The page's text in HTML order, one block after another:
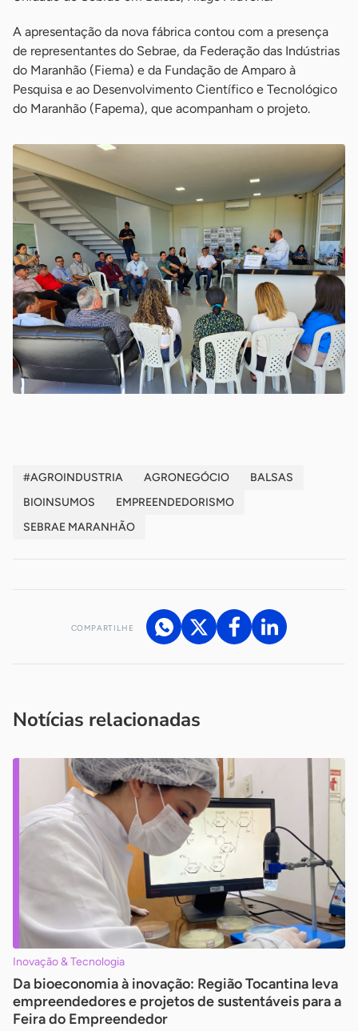
A apresentação da nova fábrica contou com a presença
de representantes do Sebrae, da Federação das Indústrias
do Maranhão (Fiema) e da Fundação de Amparo à
Pesquisa e ao Desenvolvimento Científico e Tecnológico
do Maranhão (Fapema), que acompanham o projeto.
#AGROINDUSTRIA AGRONEGÓCIO
BALSAS
BIOINSUMOS
EMPREENDEDORISMO
SEBRAE MARANHÃO
COMPARTILHE
Notícias relacionadas
Inovação & Tecnologia
Da bioeconomia à inovação: Região Tocantina leva
empreendedores e projetos de sustentáveis para a
Feira do Empreendedor